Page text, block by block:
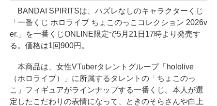
BANDAI SPIRITSは、ハズレなしのキャラクターくじ
「一番くじ ホロライブ ちょこのっこコレクション 2026v
er.」を一番くじONLINE限定で5月21日17時より発売す
る。価格は1回900円。
本商品は、女性VTuberタレントグループ「hololive
（ホロライブ）」に所属するタレントの「ちょこのっ
こ」フィギュアがラインナップする一番くじ。本人が選
定したこだわりの表情になって、ときのそらさんや白上